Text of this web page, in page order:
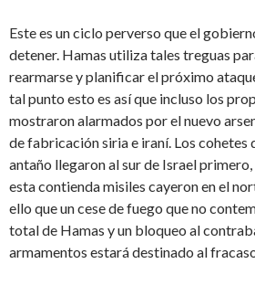
Este es un ciclo perverso que el
detener. Hamas utiliza tales treguas
rearmarse y planificar el próximo
tal punto esto es así que incluso los
mostraron alarmados por el nuevo
de fabricación siria e iraní. Los cohetes
antaño llegaron al sur de Israel
esta contienda misiles cayeron en el
ello que un cese de fuego que no
total de Hamas y un bloqueo al
armamentos estará destinado al